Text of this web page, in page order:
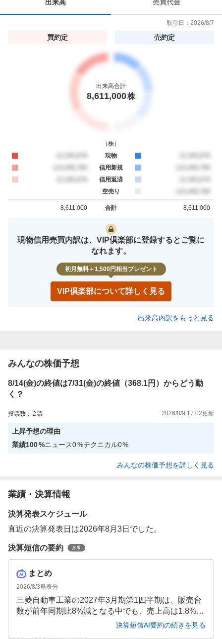
い
出来高 売買代金
取引日： 2026/8/7
買約定 売約定
出来高合計
8,611,000株
（株）
現物
信用新規
信用返済
空売り
合計
8,611,000 8,611,000
現物信用売買内訳は、VIP倶楽部に登録するとご覧に
なれます。
初月無料＋1,500円相当プレゼント
VIP倶楽部について詳しく見る
出来高内訳をもっと見る
みんなの株価予想
8/14(金)の終値は7/31(金)の終値（368.1円）からどう動
く？
投票数： 2票 2026/8/9 17:02更新
上昇予想の理由
業績100%ニュース0%テクニカル0%
みんなの株価予想を詳しく見る
業績・決算情報
決算発表スケジュール
直近の決算発表日は2026年8月3日でした。
決算短信の要約
まとめ
2026/8/3発表分
三菱自動車工業の2027年3月期第1四半期は、販売台
数が前年同期比8%減となる中でも、売上高は1.8%増
の6,199億円を確保しました。収益改善施策が効果を
決算短信AI要約の続きを見る